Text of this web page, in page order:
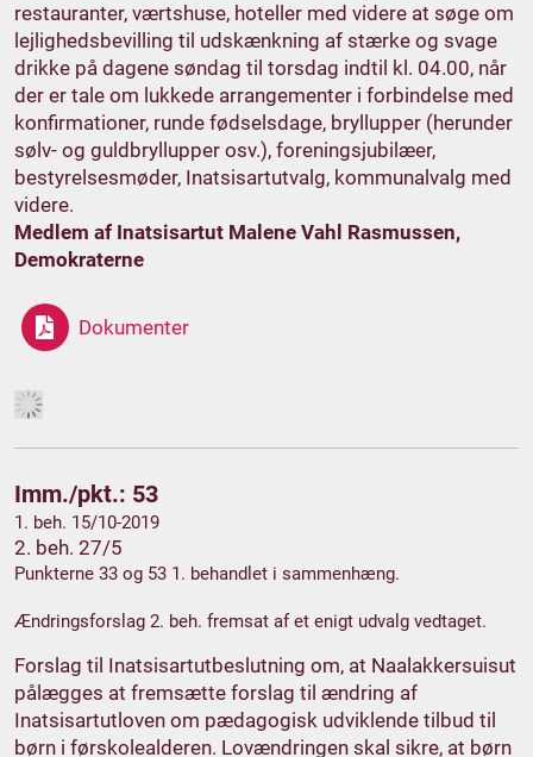
restauranter, værtshuse, hoteller med videre at søge om
lejlighedsbevilling til udskænkning af stærke og svage
drikke på dagene søndag til torsdag indtil kl. 04.00, når
der er tale om lukkede arrangementer i forbindelse med
konfirmationer, runde fødselsdage, bryllupper (herunder
sølv- og guldbryllupper osv.), foreningsjubilæer,
bestyrelsesmøder, Inatsisartutvalg, kommunalvalg med
videre.
Medlem af Inatsisartut Malene Vahl Rasmussen,
Demokraterne
Dokumenter
Imm./pkt.: 53
1. beh. 15/10-2019
2. beh. 27/5
Punkterne 33 og 53 1. behandlet i sammenhæng.
Ændringsforslag 2. beh. fremsat af et enigt udvalg vedtaget.
Forslag til Inatsisartutbeslutning om, at Naalakkersuisut
pålægges at fremsætte forslag til ændring af
Inatsisartutloven om pædagogisk udviklende tilbud til
børn i førskolealderen. Lovændringen skal sikre, at børn